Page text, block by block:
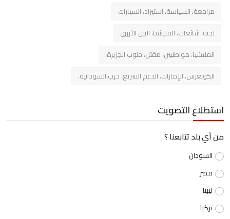
مراجعة، السياسة، استيراد، السيارات
لجنة، شائعات، المليشيا، النيل الأزرق
المليشيا، مواطنيين، مقتل، جنوب الجزيرة،
الكونغرس، الإمارات، الدعم السريع، حرب،السودانية،
استطلاع التصويت
من أي بلد تتابعنا ؟
السودان
مصر
ليبيا
تركيا